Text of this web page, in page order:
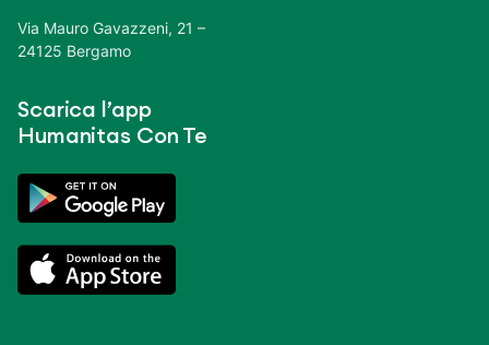
Via Mauro Gavazzeni, 21 –
24125 Bergamo
Scarica l’app
Humanitas Con Te